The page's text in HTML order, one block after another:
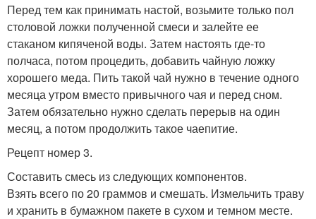
Перед тем как принимать настой, возьмите только пол
столовой ложки полученной смеси и залейте ее
стаканом кипяченой воды. Затем настоять где-то
полчаса, потом процедить, добавить чайную ложку
хорошего меда. Пить такой чай нужно в течение одного
месяца утром вместо привычного чая и перед сном.
Затем обязательно нужно сделать перерыв на один
месяц, а потом продолжить такое чаепитие.
Рецепт номер 3.
Составить смесь из следующих компонентов.
Взять всего по 20 граммов и смешать. Измельчить траву
и хранить в бумажном пакете в сухом и темном месте.